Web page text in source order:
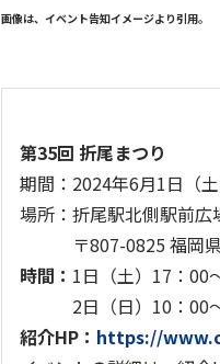
画像は、イベント告知イメージより引用。
第35回 折尾まつり
期間： 2024年6月1日（土
場所： 折尾駅北側駅前広
〒807-0825 福岡県
時間： 1日（土）17：00
2日（日）10：00
紹介HP： https://